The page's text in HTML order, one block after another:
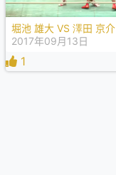
堀池 雄大 VS 澤田 京介
2017年09月13日
1